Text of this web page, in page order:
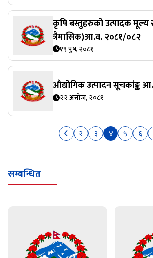
कृषि बस्तुहरुको उत्पादक मूल्य
त्रैमासिक)आ.व. २०८१/०८२
१९ पुष, २०८१
औद्योगिक उत्पादन सूचकांङ्क
२२ असोज, २०८१
२ ३ ४ ५ ६
सम्बन्धित